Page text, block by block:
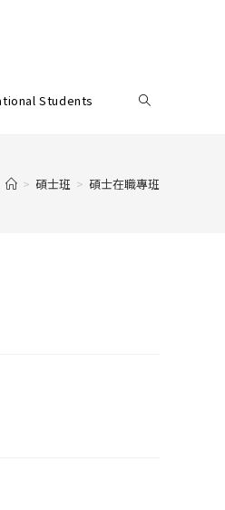
Students
> 碩士班 > 碩士在職專班